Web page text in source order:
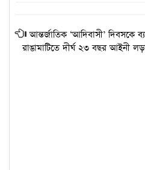
আন্তর্জাতিক ‘আদিবাসী’ দিবসকে
রাঙামাটিতে দীর্ঘ ২৩ বছর আইনী